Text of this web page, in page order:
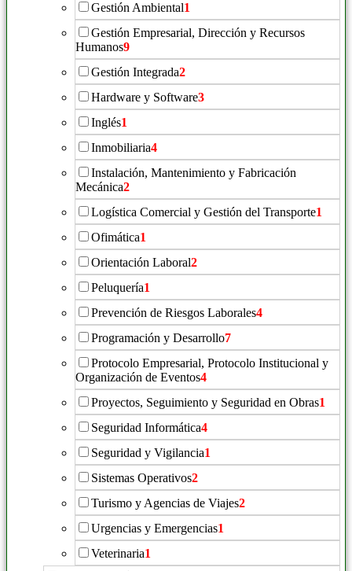
Gestión Ambiental1
Gestión Empresarial, Dirección y Recursos
Humanos9
Gestión Integrada2
Hardware y Software3
Inglés1
Inmobiliaria4
Instalación, Mantenimiento y Fabricación
Mecánica2
Logística Comercial y Gestión del Transporte1
Ofimática1
Orientación Laboral2
Peluquería1
Prevención de Riesgos Laborales4
Programación y Desarrollo7
Protocolo Empresarial, Protocolo Institucional y
Organización de Eventos4
Proyectos, Seguimiento y Seguridad en Obras1
Seguridad Informática4
Seguridad y Vigilancia1
Sistemas Operativos2
Turismo y Agencias de Viajes2
Urgencias y Emergencias1
Veterinaria1